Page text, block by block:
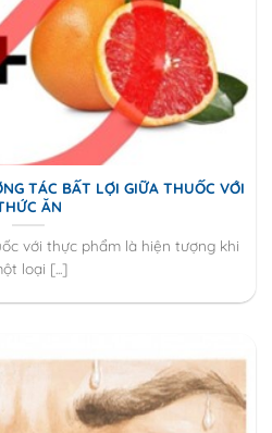
TÁC BẤT LỢI GIỮA THUỐC VỚI
ĂN
với thực phẩm là hiện tượng khi
loại [...]